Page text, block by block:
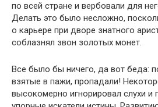
по всей стране и вербовали для
Делать это было несложно,
о карьере при дворе знатного
соблазнял звон золотых монет.
Все было бы ничего, да вот беда:
взятые в пажи, пропадали!
высокомерно игнорировал слухи и